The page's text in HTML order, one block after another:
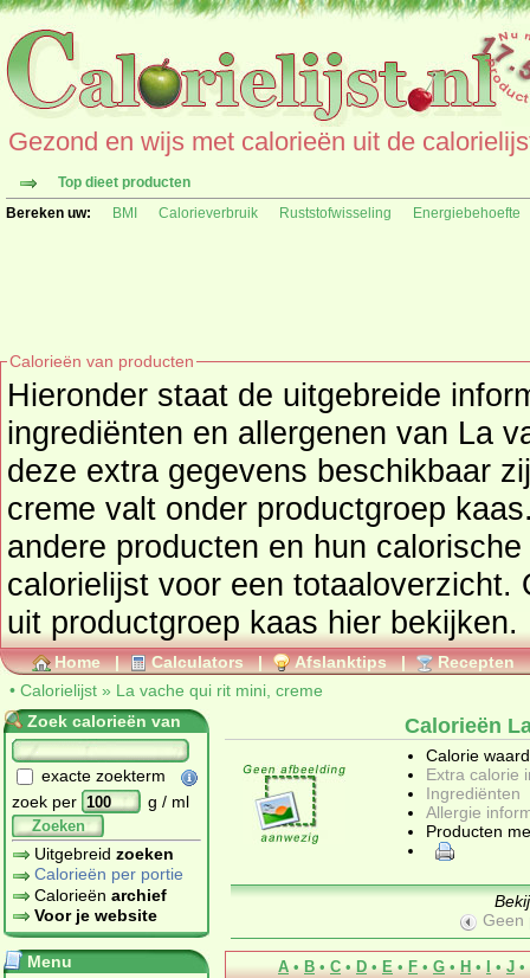
Gezond en wijs met calorieën uit de
Top dieet producten
Bereken uw:
BMI Calorieverbruik Ruststofwisseling Energiebehoefte
Calorieën van producten
Hieronder staat de uitgebreide
ingrediënten en allergenen van La vache qui rit mini, creme als
deze extra gegevens beschikbaar
creme valt onder productgroep kaas.
andere producten en hun calorische
calorielijst voor een totaaloverzicht.
uit productgroep kaas hier bekijken.
Home | Calculators | Afslanktips | Recepten
• Calorielijst » La vache qui rit mini, creme
Zoek calorieën van
exacte zoekterm
zoek per
g / ml
Zoeken
Uitgebreid zoeken
Calorieën per portie
Calorieën archief
Voor je website
Menu
Calorieën
Calorie
Extra calorie
Ingrediënten
Allergie
Producten
Geen
A • B • C • D • E • F • G • H • I • J •